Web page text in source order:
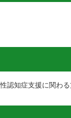
認知症支援に関わ